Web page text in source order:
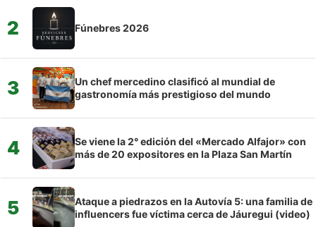
2 Fúnebres 2026
3
Un chef mercedino clasificó al mundial de
gastronomía más prestigioso del mundo
4
Se viene la 2° edición del «Mercado Alfajor» con
más de 20 expositores en la Plaza San Martín
5
Ataque a piedrazos en la Autovía 5: una familia de
influencers fue víctima cerca de Jáuregui (video)